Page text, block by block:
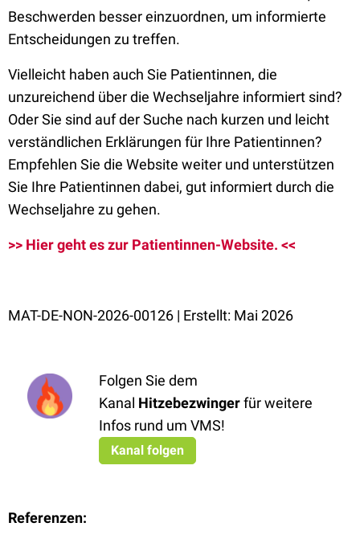
Beschwerden besser einzuordnen, um informierte
Entscheidungen zu treffen.
Vielleicht haben auch Sie Patientinnen, die
unzureichend über die Wechseljahre informiert sind?
Oder Sie sind auf der Suche nach kurzen und leicht
verständlichen Erklärungen für Ihre Patientinnen?
Empfehlen Sie die Website weiter und unterstützen
Sie Ihre Patientinnen dabei, gut informiert durch die
Wechseljahre zu gehen.
>> Hier geht es zur Patientinnen-Website. <<
MAT-DE-NON-2026-00126 | Erstellt: Mai 2026
Folgen Sie dem
Kanal Hitzebezwingerfür weitere
Infos rund um VMS!
Kanal folgen
Referenzen: